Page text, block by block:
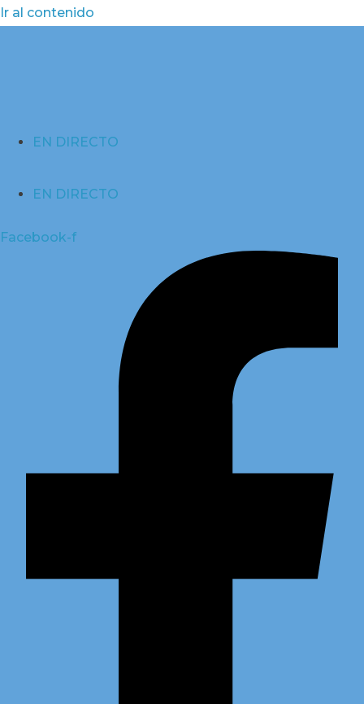
Ir al contenido
EN DIRECTO
EN DIRECTO
Facebook-f